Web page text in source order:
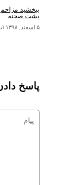
ببخشید
پشت صحنه
۵ اسفند, ۱۳۹۸ \ب٫ظ\۲۹ ۱۷:۴۲
پاسخ